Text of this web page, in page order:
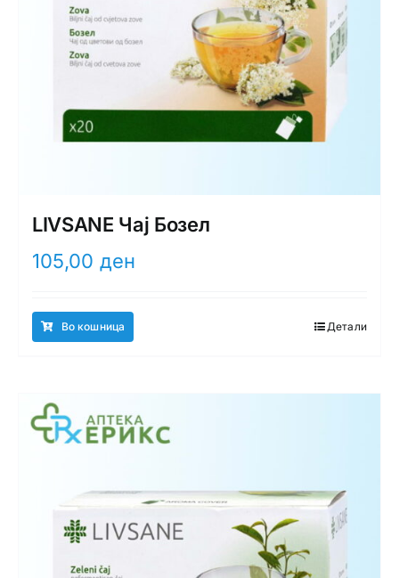
LIVSANE Чај Бозел
105,00 ден
Во кошница Детали